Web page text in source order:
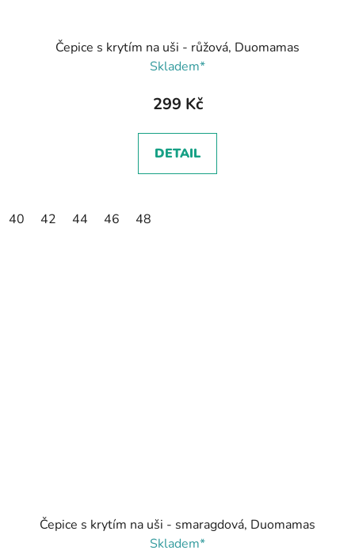
Čepice s krytím na uši - růžová, Duomamas
Skladem*
299 Kč
DETAIL
40 42 44 46 48
Čepice s krytím na uši - smaragdová, Duomamas
Skladem*